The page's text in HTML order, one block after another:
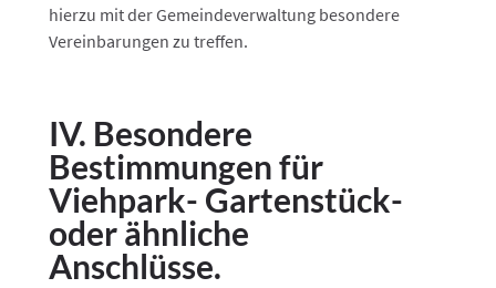
hierzu mit der Gemeindeverwaltung besondere
Vereinbarungen zu treffen.
IV. Besondere
Bestimmungen für
Viehpark- Gartenstück-
oder ähnliche
Anschlüsse.